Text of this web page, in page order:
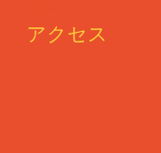
アクセス